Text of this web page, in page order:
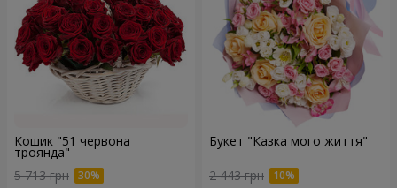
Кошик "51 червона
троянда"
5 713 грн
Букет "Казка мого життя"
2 443 грн